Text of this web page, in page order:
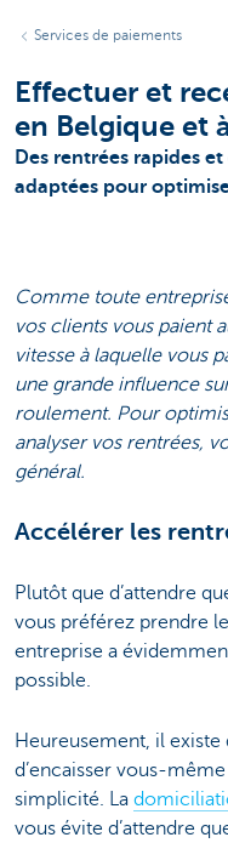
Services de paiements
Effectuer et
en Belgique et
Des rentrées rapides
adaptées pour
Comme toute
vos clients vous paient
vitesse à laquelle vous
une grande influence
roulement. Pour
analyser vos rentrées,
général.
Accélérer les
Plutôt que d’attendre
vous préférez prendre
entreprise a
possible.
Heureusement, il
d’encaisser vous-
simplicité. La
vous évite d’attendre